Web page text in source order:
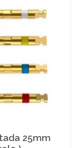
25mm